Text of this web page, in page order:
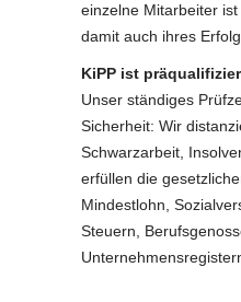
einzelne Mitarbeiter
damit auch ihres
KiPP ist
Unser ständiges
Sicherheit: Wir
Schwarzarbeit,
erfüllen die
Mindestlohn,
Steuern,